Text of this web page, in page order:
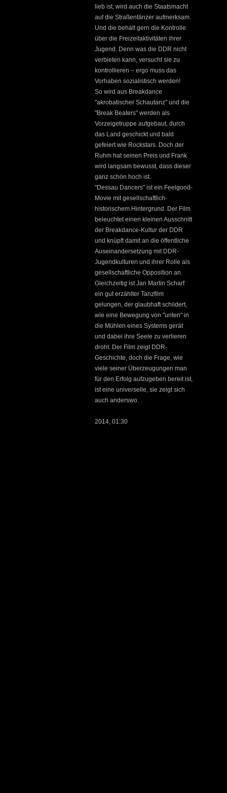
lieb ist, wird auch die Staatsmacht
auf die Straßentänzer aufmerksam.
Und die behält gern die Kontrolle
über die Freizeitaktivitäten ihrer
Jugend. Denn was die DDR nicht
verbieten kann, versucht sie zu
kontrollieren – ergo muss das
Vorhaben sozialistisch werden!
So wird aus Breakdance
"akrobatischer Schautanz" und die
"Break Beaters" werden als
Vorzeigetruppe aufgebaut, durch
das Land geschickt und bald
gefeiert wie Rockstars. Doch der
Ruhm hat seinen Preis und Frank
wird langsam bewusst, dass dieser
ganz schön hoch ist.
"Dessau Dancers" ist ein Feelgood-
Movie mit gesellschaftlich-
historischem Hintergrund. Der Film
beleuchtet einen kleinen Ausschnitt
der Breakdance-Kultur der DDR
und knüpft damit an die öffentliche
Auseinandersetzung mit DDR-
Jugendkulturen und ihrer Rolle als
gesellschaftliche Opposition an.
Gleichzeitig ist Jan Martin Scharf
ein gut erzählter Tanzfilm
gelungen, der glaubhaft schildert,
wie eine Bewegung von "unten" in
die Mühlen eines Systems gerät
und dabei ihre Seele zu verlieren
droht. Der Film zeigt DDR-
Geschichte, doch die Frage, wie
viele seiner Überzeugungen man
für den Erfolg aufzugeben bereit ist,
ist eine universelle, sie zeigt sich
auch anderswo.
2014, 01:30